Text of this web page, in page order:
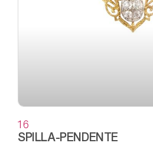
16
SPILLA-PENDENTE